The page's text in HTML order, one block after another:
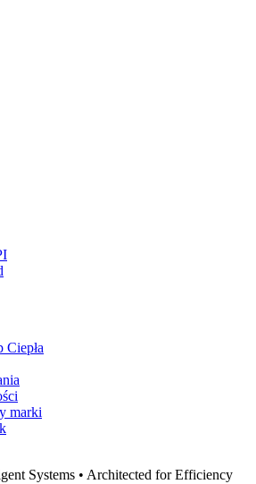
Ciepła
marki
Systems • Architected for Efficiency